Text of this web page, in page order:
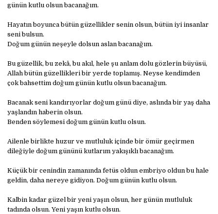
günün kutlu olsun bacanağım.
Hayatın boyunca bütün güzellikler senin olsun, bütün iyi insanlar
seni bulsun.
Doğum günün neşeyle dolsun aslan bacanağım.
Bu güzellik, bu zekâ, bu akıl, hele şu anlam dolu gözlerin büyüsü,
Allah bütün güzellikleri bir yerde toplamış. Neyse kendimden
çok bahsettim doğum günün kutlu olsun bacanağım.
Bacanak seni kandırıyorlar doğum günü diye, aslında bir yaş daha
yaşlandın haberin olsun.
Benden söylemesi doğum günün kutlu olsun.
Ailenle birlikte huzur ve mutluluk içinde bir ömür geçirmen
dileğiyle doğum gününü kutlarım yakışıklı bacanağım.
Küçük bir cenindin zamanında fetüs oldun embriyo oldun bu hale
geldin, daha nereye gidiyon. Doğum günün kutlu olsun.
Kalbin kadar güzel bir yeni yaşın olsun, her günün mutluluk
tadında olsun. Yeni yaşın kutlu olsun.